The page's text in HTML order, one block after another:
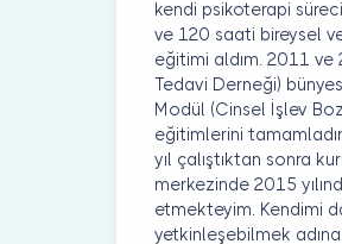
kendi psikoterapi
ve 120 saati bireysel
eğitimi aldım. 2011 ve
Tedavi Derneği)
Modül (Cinsel İşlev
eğitimlerini
yıl çalıştıktan sonra
merkezinde 2015
etmekteyim. Kendimi
yetkinleşebilmek